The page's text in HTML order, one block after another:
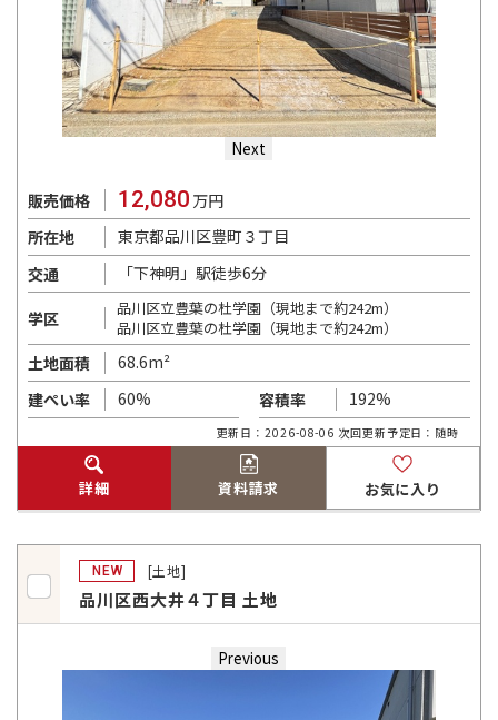
Next
販売価格 12,080 万円
所在地
東京都品川区豊町３丁目
交通
「下神明」駅徒歩6分
学区
品川区立豊葉の杜学園（現地まで約242m）
品川区立豊葉の杜学園（現地まで約242m）
土地面積
68.6m²
建ぺい率
60% 容積率 192%
更新日：2026-08-06 次回更新予定日：随時
詳細 資料請求 お気に入り
NEW [土地]
品川区西大井４丁目 土地
Previous